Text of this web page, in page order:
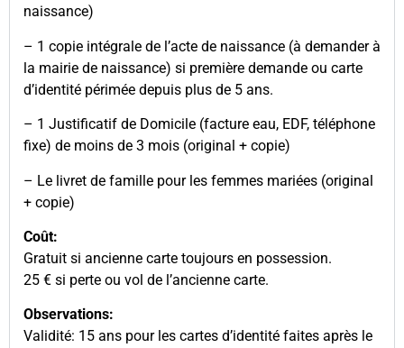
naissance)
– 1 copie intégrale de l’acte de naissance (à demander à
la mairie de naissance) si première demande ou carte
d’identité périmée depuis plus de 5 ans.
– 1 Justificatif de Domicile (facture eau, EDF, téléphone
fixe) de moins de 3 mois (original + copie)
– Le livret de famille pour les femmes mariées (original
+ copie)
Coût:
Gratuit si ancienne carte toujours en possession.
25 € si perte ou vol de l’ancienne carte.
Observations:
Validité: 15 ans pour les cartes d’identité faites après le